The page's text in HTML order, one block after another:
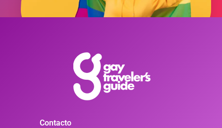
Contacto